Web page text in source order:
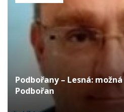
Podbořany – Lesná:
Podbořan